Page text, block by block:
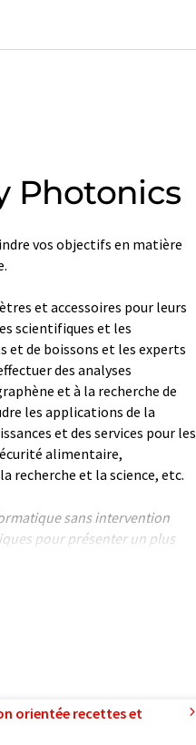
Photonics
vos objectifs en matière
et accessoires pour leurs
scientifiques et les
et de boissons et les experts
des analyses
et à la recherche de
les applications de la
et des services pour les
alimentaire,
recherche et la science, etc.
sans intervention
pour présenter un plus
erreurs de vocabulaire, de
orientée recettes et